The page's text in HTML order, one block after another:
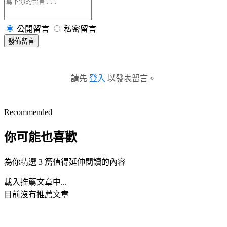
公開留言 私密留言
發佈留言
請先 登入 以發表留言。
Recommended
你可能也喜歡
為你精選 3 篇值得延伸閱讀的內容
載入推薦文章中...
目前沒有推薦文章